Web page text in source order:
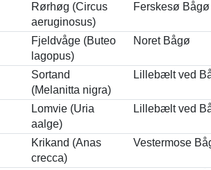
Rørhøg (Circus
aeruginosus)
Ferskesø Bågø
Fjeldvåge (Buteo
lagopus)
Noret Bågø
Sortand
(Melanitta nigra)
Lillebælt ved
Lomvie (Uria
aalge)
Lillebælt ved
Krikand (Anas
crecca)
Vestermose